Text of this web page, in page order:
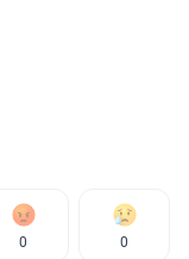
0 0